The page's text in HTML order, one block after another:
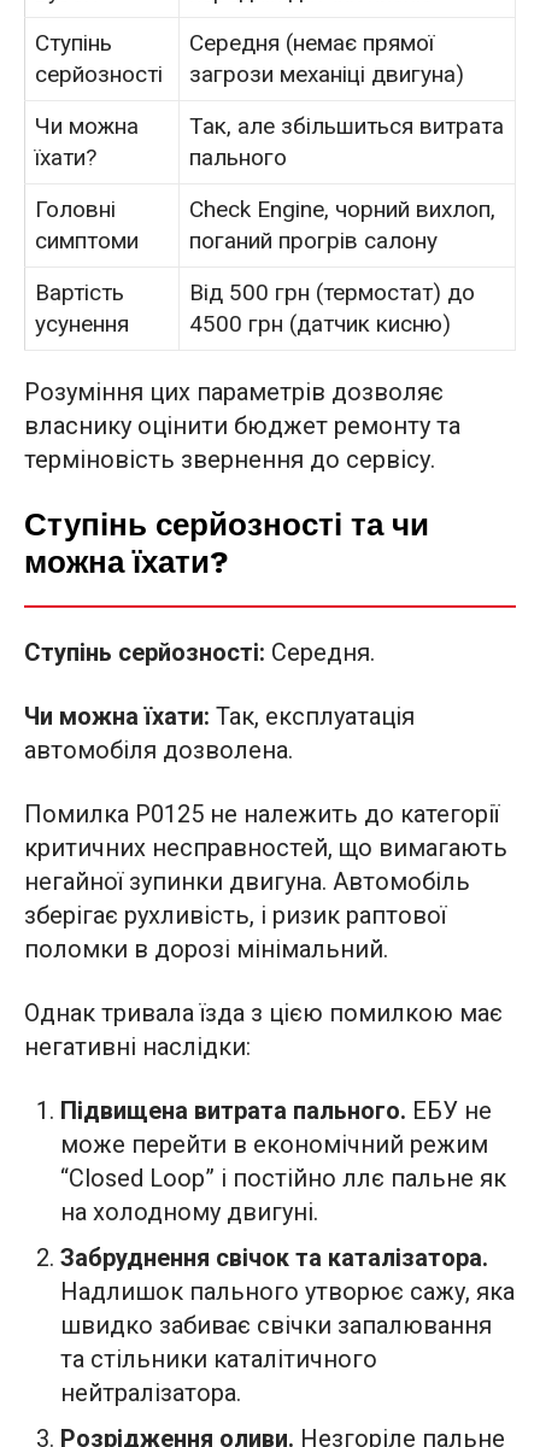
Ступінь
серйозності
Середня (немає прямої
загрози механіці двигуна)
Чи можна
їхати?
Так, але збільшиться витрата
пального
Головні
симптоми
Check Engine, чорний вихлоп,
поганий прогрів салону
Вартість
усунення
Від 500 грн (термостат) до
4500 грн (датчик кисню)
Розуміння цих параметрів дозволяє
власнику оцінити бюджет ремонту та
терміновість звернення до сервісу.
Ступінь серйозності та чи
можна їхати?
Ступінь серйозності: Середня.
Чи можна їхати: Так, експлуатація
автомобіля дозволена.
Помилка P0125 не належить до категорії
критичних несправностей, що вимагають
негайної зупинки двигуна. Автомобіль
зберігає рухливість, і ризик раптової
поломки в дорозі мінімальний.
Однак тривала їзда з цією помилкою має
негативні наслідки:
Підвищена витрата пального. ЕБУ не
може перейти в економічний режим
“Closed Loop” і постійно ллє пальне як
на холодному двигуні.
Забруднення свічок та каталізатора.
Надлишок пального утворює сажу, яка
швидко забиває свічки запалювання
та стільники каталітичного
нейтралізатора.
Розрідження оливи. Незгоріле пальне